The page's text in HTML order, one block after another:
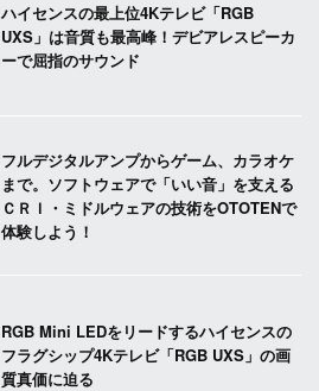
ハイセンスの最上位4Kテレビ「RGB
UXS」は音質も最高峰！デビアレスピーカ
ーで屈指のサウンド
フルデジタルアンプからゲーム、カラオケ
まで。ソフトウェアで「いい音」を支える
ＣＲＩ・ミドルウェアの技術をOTOTENで
体験しよう！
RGB Mini LEDをリードするハイセンスの
フラグシップ4Kテレビ「RGB UXS」の画
質真価に迫る